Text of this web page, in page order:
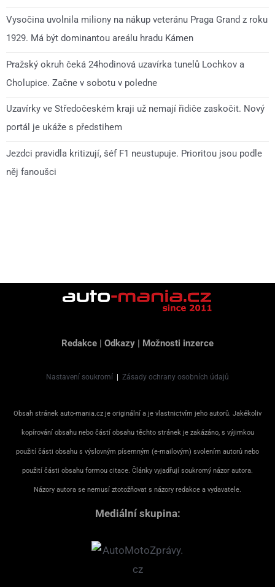
Vysočina uvolnila miliony na nákup veteránu Praga Grand z roku
1929. Má být dominantou areálu hradu Kámen
Pražský okruh čeká 24hodinová uzavírka tunelů Lochkov a
Cholupice. Začne v sobotu v poledne
Uzavírky ve Středočeském kraji už nemají řidiče zaskočit. Nový
portál je ukáže s předstihem
Jezdci pravidla kritizují, šéf F1 neustupuje. Prioritou jsou podle
něj fanoušci
Redakce | Odkazy | Možnosti inzerce
Nastavení soukromí Zásady ochrany osobních údajů
Obsah stránek auto-mania.cz je originální a je vlastnictvím jeho autorů. Jakékoliv
kopírování obsahu nebo částí obsahu těchto stránek je zakázáno, s výjimkou
použití části obsahu s výslovným písemným (e-mailovým) svolením autorů nebo
použití části obsahu formou citace. Články vyjadřují soukromý názor autora.
Názory autora se nemusí ztotožňovat s názory redakce a vydavatele.
Mediální skupina: